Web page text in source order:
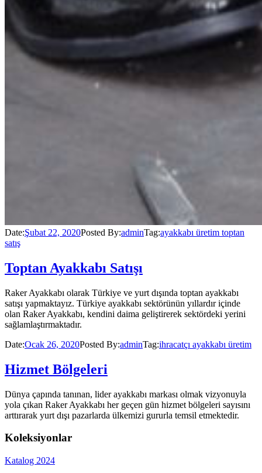
Date:Şubat 22, 2020Posted By:adminTag:ayakkabı üretim toptan
satış
Toptan Ayakkabı Satışı
Raker Ayakkabı olarak Türkiye ve yurt dışında toptan ayakkabı
satışı yapmaktayız. Türkiye ayakkabı sektörünün yıllardır içinde
olan Raker Ayakkabı, kendini daima geliştirerek sektördeki yerini
sağlamlaştırmaktadır.
Date:Ocak 26, 2020Posted By:adminTag:ihracatçı ayakkabı üretim
Hizmet Bölgeleri
Dünya çapında tanınan, lider ayakkabı markası olmak vizyonuyla
yola çıkan Raker Ayakkabı her geçen gün hizmet bölgeleri sayısını
arttırarak yurt dışı pazarlarda ülkemizi gururla temsil etmektedir.
Koleksiyonlar
Katalog 2024